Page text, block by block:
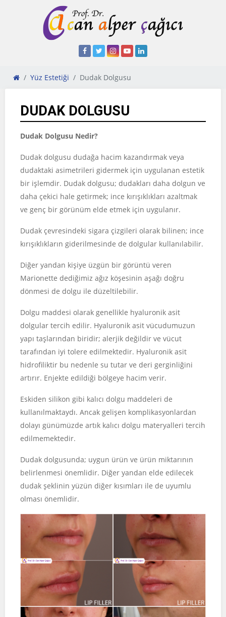
Yüz Estetiği Dudak Dolgusu
DUDAK DOLGUSU
Dudak Dolgusu Nedir?
Dudak dolgusu dudağa hacim kazandırmak veya
dudaktaki asimetrileri gidermek için uygulanan estetik
bir işlemdir. Dudak dolgusu; dudakları daha dolgun ve
daha çekici hale getirmek; ince kırışıklıkları azaltmak
ve genç bir görünüm elde etmek için uygulanır.
Dudak çevresindeki sigara çizgileri olarak bilinen; ince
kırışıklıkların giderilmesinde de dolgular kullanılabilir.
Diğer yandan kişiye üzgün bir görüntü veren
Marionette dediğimiz ağız köşesinin aşağı doğru
dönmesi de dolgu ile düzeltilebilir.
Dolgu maddesi olarak genellikle hyaluronik asit
dolgular tercih edilir. Hyaluronik asit vücudumuzun
yapı taşlarından biridir; alerjik değildir ve vücut
tarafından iyi tolere edilmektedir. Hyaluronik asit
hidrofiliktir bu nedenle su tutar ve deri gerginliğini
artırır. Enjekte edildiği bölgeye hacim verir.
Eskiden silikon gibi kalıcı dolgu maddeleri de
kullanılmaktaydı. Ancak gelişen komplikasyonlardan
dolayı günümüzde artık kalıcı dolgu materyalleri tercih
edilmemektedir.
Dudak dolgusunda; uygun ürün ve ürün miktarının
belirlenmesi önemlidir. Diğer yandan elde edilecek
dudak şeklinin yüzün diğer kısımları ile de uyumlu
olması önemlidir.